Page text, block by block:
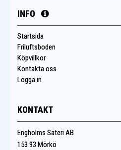
INFO
Startsida
Friluftsboden
Köpvillkor
Kontakta oss
Logga in
KONTAKT
Engholms Säteri AB
153 93 Mörkö